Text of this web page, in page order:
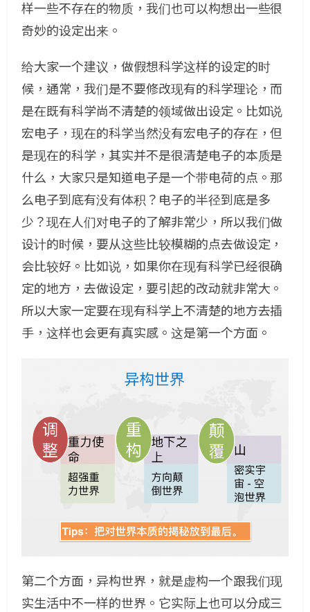
样一些不存在的物质，我们也可以构想出一些很
奇妙的设定出来。
给大家一个建议，做假想科学这样的设定的时
候，通常，我们是不要修改现有的科学理论，而
是在既有科学尚不清楚的领域做出设定。比如说
宏电子，现在的科学当然没有宏电子的存在，但
是现在的科学，其实并不是很清楚电子的本质是
什么，大家只是知道电子是一个带电荷的点。那
么电子到底有没有体积？电子的半径到底是多
少？现在人们对电子的了解非常少，所以我们做
设计的时候，要从这些比较模糊的点去做设定，
会比较好。比如说，如果你在现有科学已经很确
定的地方，去做设定，要引起的改动就非常大。
所以大家一定要在现有科学上不清楚的地方去插
手，这样也会更有真实感。这是第一个方面。
第二个方面，异构世界，就是虚构一个跟我们现
实生活中不一样的世界。它实际上也可以分成三